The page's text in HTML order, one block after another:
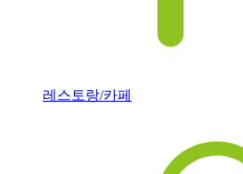
레스토랑/카페